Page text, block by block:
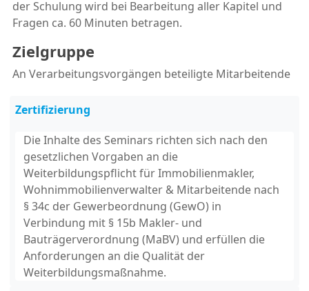
der Schulung wird bei Bearbeitung aller Kapitel und
Fragen ca. 60 Minuten betragen.
Zielgruppe
An Verarbeitungsvorgängen beteiligte Mitarbeitende
Zertifizierung
Die Inhalte des Seminars richten sich nach den
gesetzlichen Vorgaben an die
Weiterbildungspflicht für Immobilienmakler,
Wohnimmobilienverwalter & Mitarbeitende nach
§ 34c der Gewerbeordnung (GewO) in
Verbindung mit § 15b Makler- und
Bauträgerverordnung (MaBV) und erfüllen die
Anforderungen an die Qualität der
Weiterbildungsmaßnahme.